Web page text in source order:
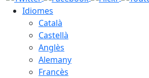
Idiomes
Català
Castellà
Anglès
Alemany
Francès